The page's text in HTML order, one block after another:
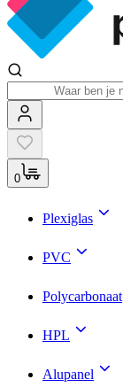
0
Plexiglas
PVC
Polycarbonaat
HPL
Alupanel